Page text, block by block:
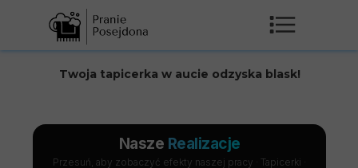
Twoja tapicerka w aucie odzyska blask!